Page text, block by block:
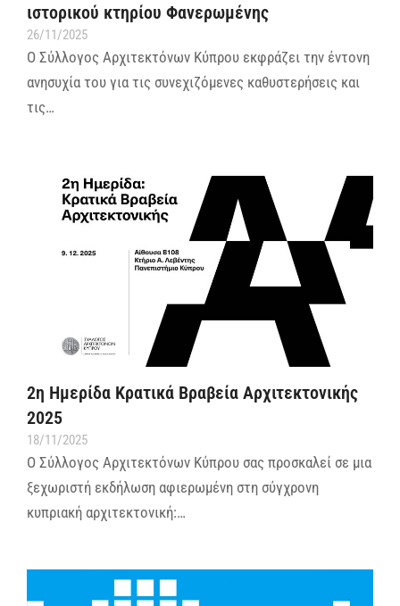
ιστορικού κτηρίου Φανερωμένης
26/11/2025
Ο Σύλλογος Αρχιτεκτόνων Κύπρου εκφράζει την έντονη
ανησυχία του για τις συνεχιζόμενες καθυστερήσεις και
τις…
2η Ημερίδα Κρατικά Βραβεία Αρχιτεκτονικής
2025
18/11/2025
Ο Σύλλογος Αρχιτεκτόνων Κύπρου σας προσκαλεί σε μια
ξεχωριστή εκδήλωση αφιερωμένη στη σύγχρονη
κυπριακή αρχιτεκτονική:…